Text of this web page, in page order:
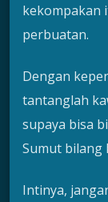
kekompakan
perbuatan.
Dengan
tantanglah
supaya bisa
Sumut bilang
Intinya,